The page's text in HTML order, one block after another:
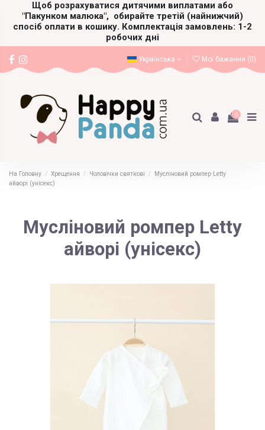
Щоб розрахуватися дитячими виплатами або
"Пакунком малюка", обирайте третій (найнижчий)
спосіб оплати в кошику. Комплектація замовлень: 1-2
робочих дні
Українська Мої бажання (0)
0
На Головну Хрещення Чоловічки святкові
Мусліновий ромпер Letty
айворі (унісекс)
Мусліновий ромпер Letty
айворі (унісекс)